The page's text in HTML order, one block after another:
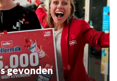
gevonden